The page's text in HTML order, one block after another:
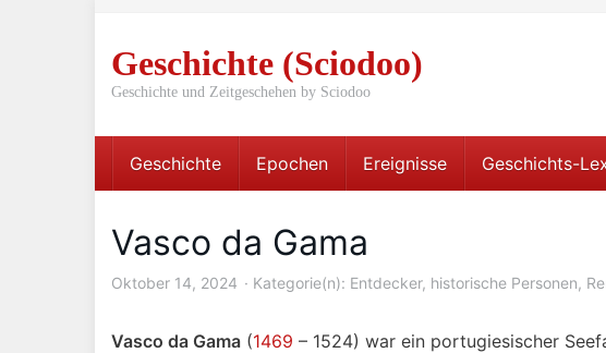
Geschichte (Sciodoo)
Geschichte und Zeitgeschehen by Sciodoo
Geschichte Epochen Ereignisse Geschichts-
Vasco da Gama
Oktober 14, 2024 Kategorie(n): Entdecker, historische Personen,
Vasco da Gama (1469 – 1524) war ein portugiesischer